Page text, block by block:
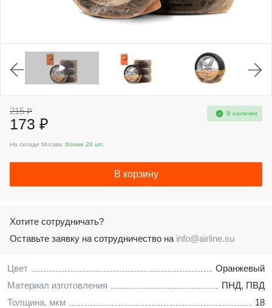
Цвет
Оранжевый
Материал изготовления
ПНД, ПВД
Толщина, мкм
18
215 ₽
173 ₽
В наличии
На складе Москва :более 20 шт.
В корзину
Хотите сотрудничать?
Оставьте заявку на сотрудничество на info@airline.su